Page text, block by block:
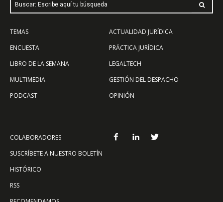
Buscar: Escribe aquí tu búsqueda
TEMAS
ENCUESTA
LIBRO DE LA SEMANA
MULTIMEDIA
PODCAST
ACTUALIDAD JURÍDICA
PRÁCTICA JURÍDICA
LEGALTECH
GESTIÓN DEL DESPACHO
OPINIÓN
COLABORADORES
SUSCRÍBETE A NUESTRO BOLETÍN
HISTÓRICO
RSS